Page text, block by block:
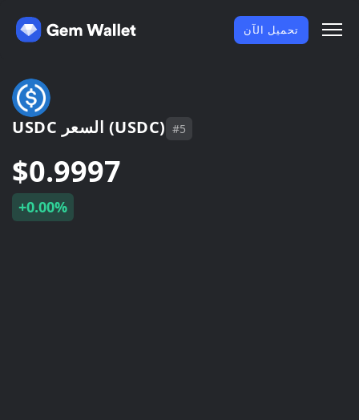
تحميل الآن
USDC السعر (USDC) #5
$0.9997
+0.00%